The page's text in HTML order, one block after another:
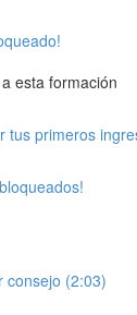
esta formación
tus primeros
consejo (2:03)